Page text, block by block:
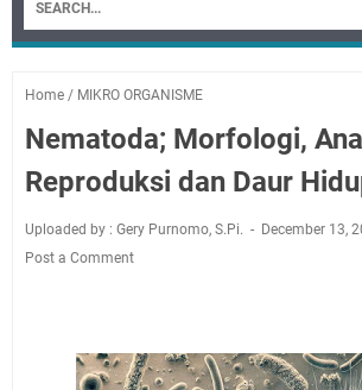
Home / MIKRO ORGANISME
Nematoda; Morfologi,
Reproduksi dan Daur
Uploaded by : Gery Purnomo, S.Pi.
December 13,
Post a Comment